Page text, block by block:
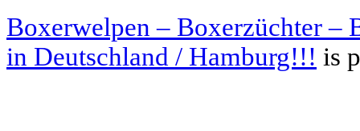
Boxerwelpen – Boxerzüchter –
in Deutschland / Hamburg!!! is